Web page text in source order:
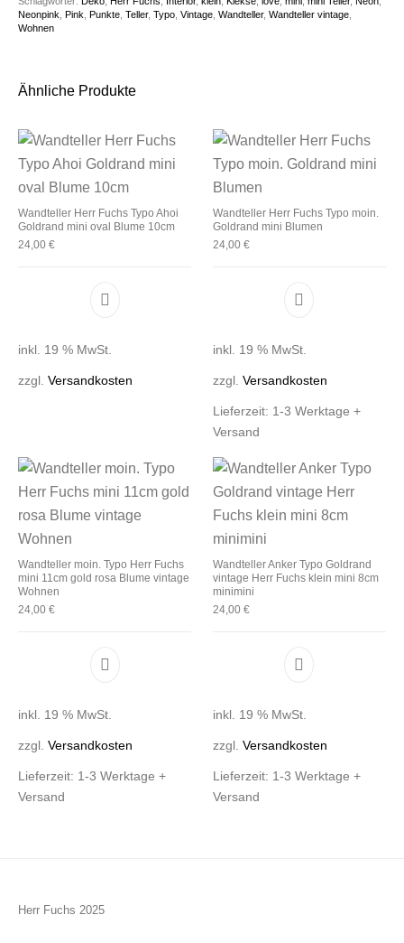
Neonpink ,Pink ,Punkte ,Teller,Typo ,Vintage ,Wandteller,Wandteller vintage
Wohnen
Ähnliche Produkte
Wandteller Herr Fuchs Typo Ahoi
Goldrand mini oval Blume 10cm
24,00€
inkl. 19 % MwSt.
zzgl.Versandkosten
Wandteller Herr Fuchs Typo moin.
Goldrand mini Blumen
24,00 €
inkl. 19 % MwSt.
zzgl. Versandkosten
Lieferzeit: 1-3 Werktage +
Versand
Wandteller moin. Typo Herr Fuchs
mini 11cm gold rosa Blume vintage
Wohnen
24,00€
inkl. 19 % MwSt.
zzgl.Versandkosten
Lieferzeit: 1-3 Werktage +
Versand
Wandteller Anker Typo Goldrand
vintage Herr Fuchs klein mini 8cm
minimini
24,00 €
inkl. 19 % MwSt.
zzgl. Versandkosten
Lieferzeit: 1-3 Werktage +
Versand
Herr Fuchs 2025